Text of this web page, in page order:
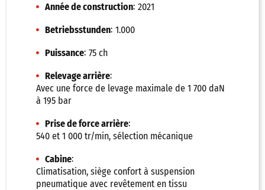
Année de construction: 2021
Betriebsstunden: 1.000
Puissance: 75 ch
Relevage arrière:
Avec une force de levage maximale de 1 700 daN
à 195 bar
Prise de force arrière:
540 et 1 000 tr/min, sélection mécanique
Cabine:
Climatisation, siège confort à suspension
pneumatique avec revêtement en tissu